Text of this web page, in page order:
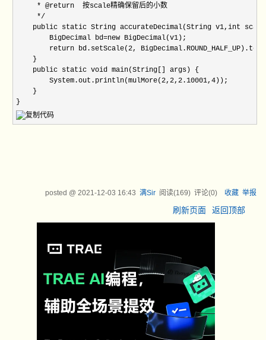
     * @return  按scale精确保留后的小数
     */
public static String accurateDecimal(String v1,int
        BigDecimal bd=new BigDecimal(v1);
return bd.setScale(2,
    }
    public static void main(String[] args) {
        System.out.println(mulMore(2,2,2.10001,4));
    }
}
posted @ 2021-12-03 16:43 满Sir阅读(169) 评论(0) 收藏 举报
刷新页面 返回顶部